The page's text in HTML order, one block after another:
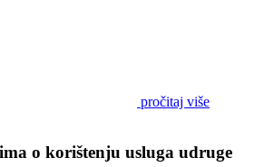
pročitaj više
o korištenju usluga udruge